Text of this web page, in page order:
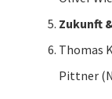
Zukunft
Thomas
Pittner